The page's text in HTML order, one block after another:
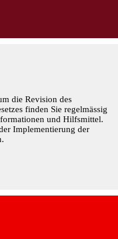
die Revision des
finden Sie regelmässig
und Hilfsmittel.
Implementierung der